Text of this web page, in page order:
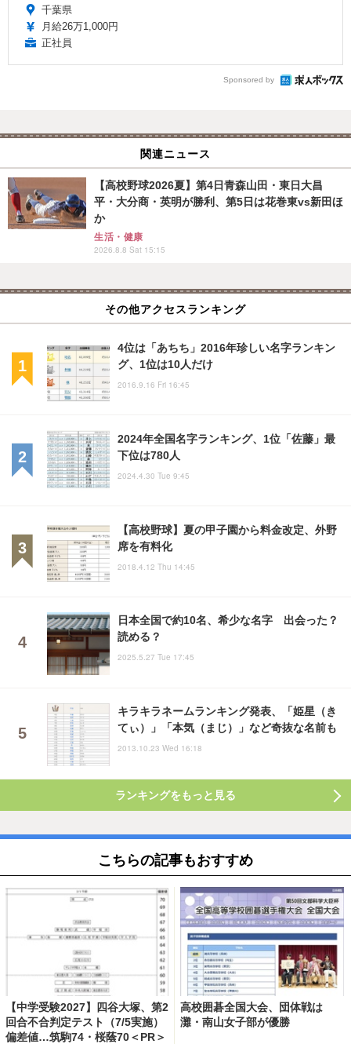
千葉県
月給26万1,000円
正社員
Sponsored by
関連ニュース
【高校野球2026夏】第4日青森山田・東日大昌
平・大分商・英明が勝利、第5日は花巻東vs新田ほ
か
生活・健康
2026.8.8 Sat 15:15
その他アクセスランキング
4位は「あちち」2016年珍しい名字ランキン
グ、1位は10人だけ
2016.9.16 Fri 16:45
2024年全国名字ランキング、1位「佐藤」最
下位は780人
2024.4.30 Tue 9:45
【高校野球】夏の甲子園から料金改定、外野
席を有料化
2018.4.12 Thu 14:45
日本全国で約10名、希少な名字 出会った？
読める？
2025.5.27 Tue 17:45
キラキラネームランキング発表、「姫星（き
てぃ）」「本気（まじ）」など奇抜な名前も
2013.10.23 Wed 16:18
ランキングをもっと見る
こちらの記事もおすすめ
【中学受験2027】四谷大塚、第2
回合不合判定テスト（7/5実施）
偏差値…筑駒74・桜蔭70＜PR＞
高校囲碁全国大会、団体戦は
灘・南山女子部が優勝